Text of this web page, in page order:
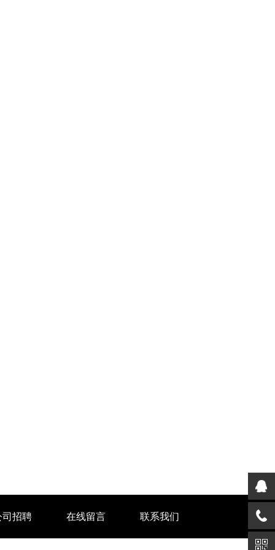
司招聘 在线留言 联系我们